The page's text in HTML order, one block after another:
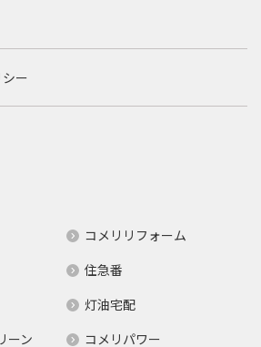
ー
コメリリフォーム
住急番
灯油宅配
ーン
コメリパワー